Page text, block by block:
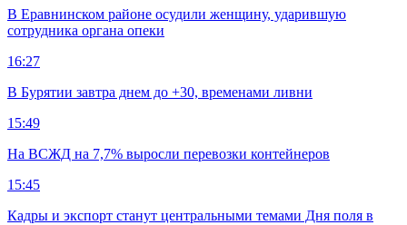
В Еравнинском районе осудили женщину, ударившую
сотрудника органа опеки
16:27
В Бурятии завтра днем до +30, временами ливни
15:49
На ВСЖД на 7,7% выросли перевозки контейнеров
15:45
Кадры и экспорт станут центральными темами Дня поля в